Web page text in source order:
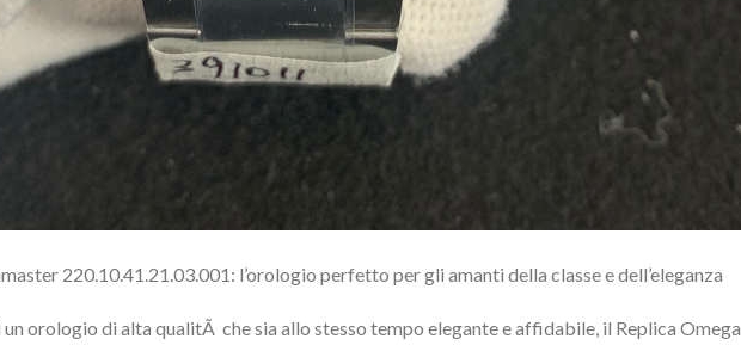
220.10.41.21.03.001: l’orologio perfetto per gli amanti della classe e dell’eleganza
un orologio di alta qualitÃ che sia allo stesso tempo elegante e affidabile, il Replica Omega